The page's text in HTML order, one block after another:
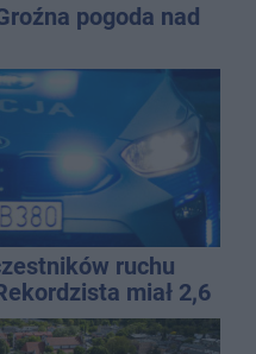
pogoda nad
ruchu
miał 2,6